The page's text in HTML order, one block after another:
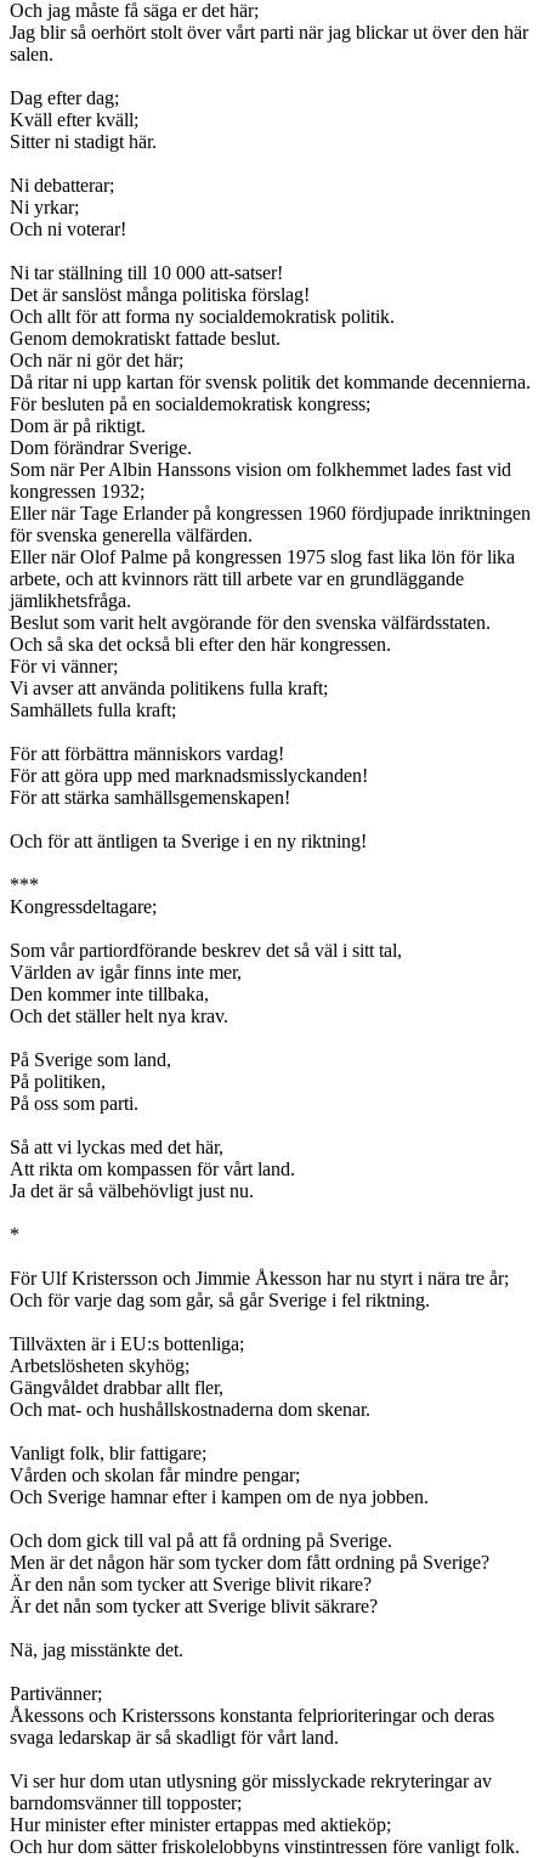
Och jag måste få säga er det här;
Jag blir så oerhört stolt över vårt parti när jag blickar ut över den här
salen.
Dag efter dag;
Kväll efter kväll;
Sitter ni stadigt här.
Ni debatterar;
Ni yrkar;
Och ni voterar!
Ni tar ställning till 10 000 att-satser!
Det är sanslöst många politiska förslag!
Och allt för att forma ny socialdemokratisk politik.
Genom demokratiskt fattade beslut.
Och när ni gör det här;
Då ritar ni upp kartan för svensk politik det kommande decennierna.
För besluten på en socialdemokratisk kongress;
Dom är på riktigt.
Dom förändrar Sverige.
Som när Per Albin Hanssons vision om folkhemmet lades fast vid
kongressen 1932;
Eller när Tage Erlander på kongressen 1960 fördjupade inriktningen
för svenska generella välfärden.
Eller när Olof Palme på kongressen 1975 slog fast lika lön för lika
arbete, och att kvinnors rätt till arbete var en grundläggande
jämlikhetsfråga.
Beslut som varit helt avgörande för den svenska välfärdsstaten.
Och så ska det också bli efter den här kongressen.
För vi vänner;
Vi avser att använda politikens fulla kraft;
Samhällets fulla kraft;
För att förbättra människors vardag!
För att göra upp med marknadsmisslyckanden!
För att stärka samhällsgemenskapen!
Och för att äntligen ta Sverige i en ny riktning!
***
Kongressdeltagare;
Som vår partiordförande beskrev det så väl i sitt tal,
Världen av igår finns inte mer,
Den kommer inte tillbaka,
Och det ställer helt nya krav.
På Sverige som land,
På politiken,
På oss som parti.
Så att vi lyckas med det här,
Att rikta om kompassen för vårt land.
Ja det är så välbehövligt just nu.
*
För Ulf Kristersson och Jimmie Åkesson har nu styrt i nära tre år;
Och för varje dag som går, så går Sverige i fel riktning.
Tillväxten är i EU:s bottenliga;
Arbetslösheten skyhög;
Gängvåldet drabbar allt fler,
Och mat- och hushållskostnaderna dom skenar.
Vanligt folk, blir fattigare;
Vården och skolan får mindre pengar;
Och Sverige hamnar efter i kampen om de nya jobben.
Och dom gick till val på att få ordning på Sverige.
Men är det någon här som tycker dom fått ordning på Sverige?
Är den nån som tycker att Sverige blivit rikare?
Är det nån som tycker att Sverige blivit säkrare?
Nä, jag misstänkte det.
Partivänner;
Åkessons och Kristerssons konstanta felprioriteringar och deras
svaga ledarskap är så skadligt för vårt land.
Vi ser hur dom utan utlysning gör misslyckade rekryteringar av
barndomsvänner till topposter;
Hur minister efter minister ertappas med aktieköp;
Och hur dom sätter friskolelobbyns vinstintressen före vanligt folk.